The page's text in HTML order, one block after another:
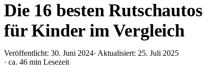
Die 16 besten Rutschautos
für Kinder im Vergleich
Veröffentlicht: 30. Juni 2024· Aktualisiert: 25. Juli 2025
· ca. 46 min Lesezeit